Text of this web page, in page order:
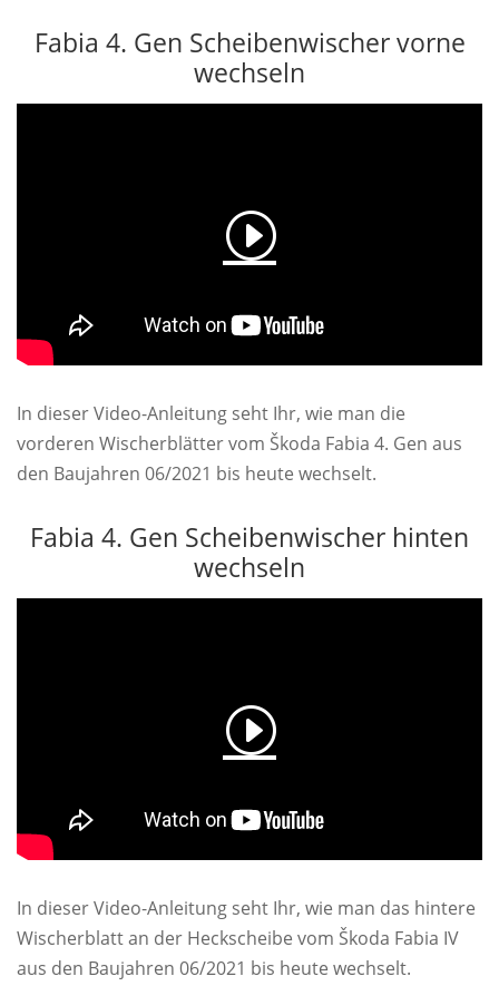
Fabia 4. Gen Scheibenwischer vorne
wechseln
In dieser Video-Anleitung seht Ihr, wie man die
vorderen Wischerblätter vom Škoda Fabia 4. Gen aus
den Baujahren 06/2021 bis heute wechselt.
Fabia 4. Gen Scheibenwischer hinten
wechseln
In dieser Video-Anleitung seht Ihr, wie man das hintere
Wischerblatt an der Heckscheibe vom Škoda Fabia IV
aus den Baujahren 06/2021 bis heute wechselt.